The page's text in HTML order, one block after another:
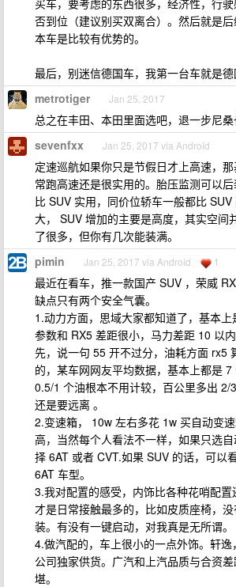
否到位（建议别买双离合）。然后就是
本车是比较有优势的。
最后，别迷信德国车，我第一台车就是德
metrotiger Jan 25, 2017
总之在丰田、本田里面选吧，退一步尼桑
sevenfxx Jan 25, 2017 via Android
定速巡航如果你只是节假日才上高速，
常跑高速还是很实用的。胎压监测可以
比 SUV 实用，同价位轿车一般都比
大， SUV 增加的主要是高度，其实空间
了很多，但你有几次能装满。
pimin Jan 25, 2017 via Android 1
最近在看车，推一款国产 SUV ，荣威
缺点只有两个安全气囊。
1.动力方面，思域大家都知道了，基本
参数和 RX5 差距很小，马力差距 10 以
先，说一句 55 开不过分，油耗方面 rx5
的，某车网网友平均数据，基本上都是
0.5/1 个油根本不用计较，百公里多出 2/
还是要远离 。
2.变速箱， 10w 左右多花 1w 买自动变
高，当然每个人看法不一样，如果只选
择 6AT 或者 CVT.如果 SUV 的话，可以
6AT 车型。
3.我对配置的感受，内饰比各种花哨配
才是日常接触最多的，比如皮质座椅，
装。有没有一键启动，对我真是无所谓。
4.做汽配的，车上很小的一点外饰。轩
公司独家供货。广汽和上汽品质与合资
堪。